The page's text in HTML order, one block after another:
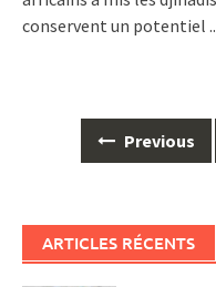
conservent un potentiel
navigation
Previous
ARTICLES RÉCENTS